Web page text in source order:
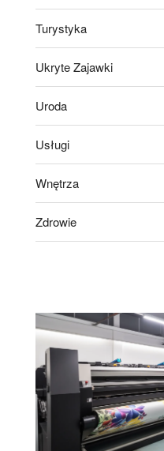
Turystyka
Ukryte Zajawki
Uroda
Usługi
Wnętrza
Zdrowie